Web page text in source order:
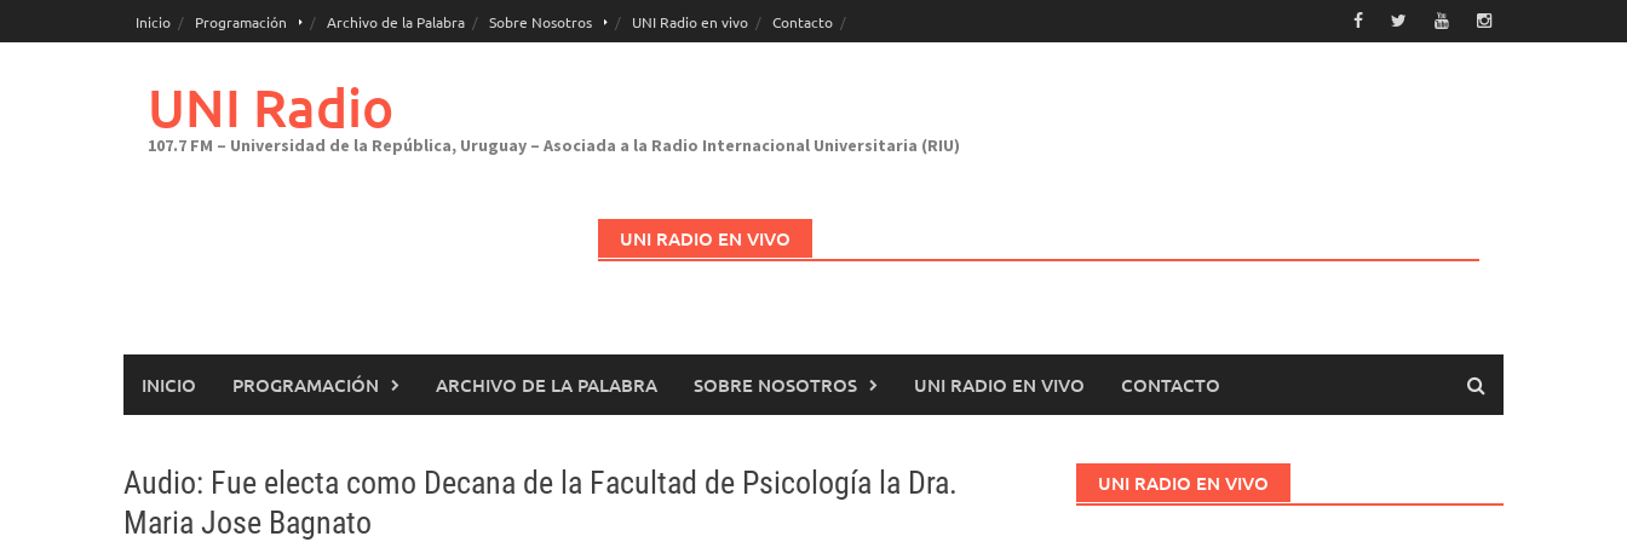
al
Inicio Programación Archivo de la Palabra Sobre Nosotros UNI Radio en vivo Contacto
UNI Radio
107.7 FM – Universidad de la República, Uruguay – Asociada a la Radio Internacional Universitaria (RIU)
UNI RADIO EN VIVO
INICIO PROGRAMACIÓN ARCHIVO DE LA PALABRA SOBRE NOSOTROS UNI RADIO EN VIVO CONTACTO
Audio: Fue electa como Decana de la Facultad de Psicología la Dra.
Maria Jose Bagnato
UNI RADIO EN VIVO